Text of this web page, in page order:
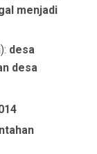
menjadi
desa
desa